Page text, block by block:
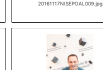
20161117NISEPOAL009.jpg